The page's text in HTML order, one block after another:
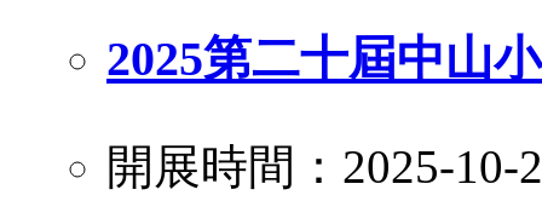
2025第二十屆中山
開展時間：2025-